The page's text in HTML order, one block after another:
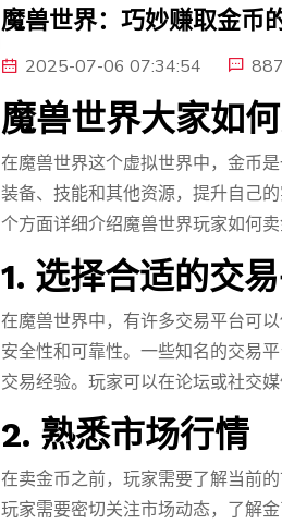
魔兽世界：巧妙赚取金币
2025-07-06 07:34:54 887
魔兽世界大家如
在魔兽世界这个虚拟世界中，金币
装备、技能和其他资源，提升自己
个方面详细介绍魔兽世界玩家如何卖
1. 选择合适的交
在魔兽世界中，有许多交易平台可
安全性和可靠性。一些知名的交易
交易经验。玩家可以在论坛或社交
2. 熟悉市场行情
在卖金币之前，玩家需要了解当前
玩家需要密切关注市场动态，了解